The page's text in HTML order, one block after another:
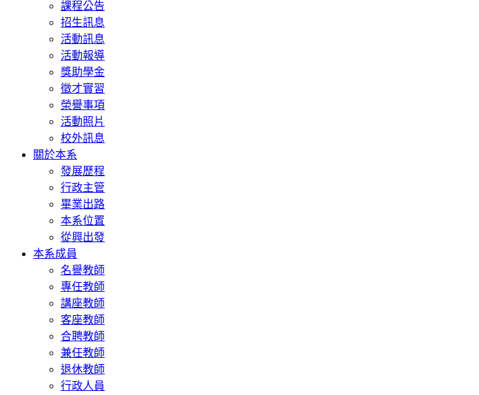
課程公告
招生訊息
活動訊息
活動報導
獎助學金
徵才實習
榮譽事項
活動照片
校外訊息
關於本系
發展歷程
行政主管
畢業出路
本系位置
從興出發
本系成員
名譽教師
專任教師
講座教師
客座教師
合聘教師
兼任教師
退休教師
行政人員